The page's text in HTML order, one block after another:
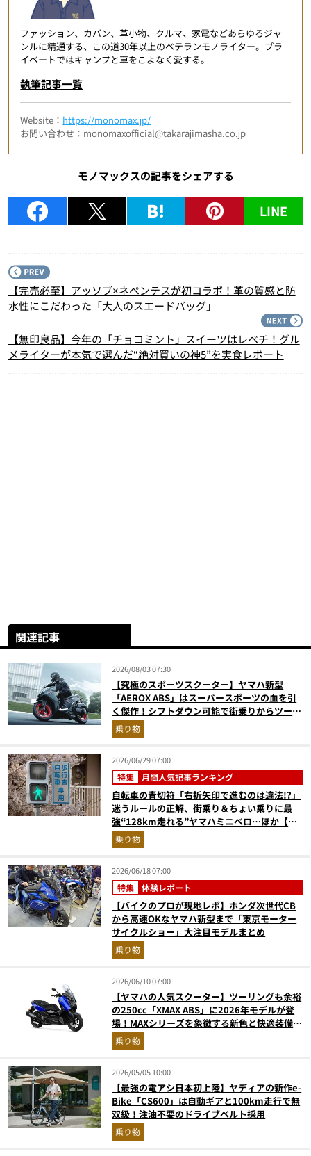
ファッション、カバン、革小物、クルマ、家電などあらゆるジャ
ンルに精通する、この道30年以上のベテランモノライター。プラ
イベートではキャンプと車をこよなく愛する。
執筆記事一覧
Website： https://monomax.jp/
お問い合わせ：monomaxofficial@takarajimasha.co.jp
モノマックスの記事をシェアする
LINE
【完売必至】アッソブ×ネペンテスが初コラボ！革の質感と防
水性にこだわった「大人のスエードバッグ」
【無印良品】今年の「チョコミント」スイーツはレベチ！グル
メライターが本気で選んだ“絶対買いの神5”を実食レポート
関連記事
2026/08/03 07:30
【究極のスポーツスクーター】ヤマハ新型
「AEROX ABS」はスーパースポーツの血を引
く傑作！シフトダウン可能で街乗りからツーリ
ングまで最強
乗り物
2026/06/29 07:00
特集 月間人気記事ランキング
自転車の青切符「右折矢印で進むのは違法!?」
迷うルールの正解、街乗り＆ちょい乗りに最
強“128km走れる”ヤマハミニベロ…ほか【自
転車の人気記事ランキングベスト3】（2026年
5月版）
乗り物
2026/06/18 07:00
特集 体験レポート
【バイクのプロが現地レポ】ホンダ次世代CB
から高速OKなヤマハ新型まで「東京モーター
サイクルショー」大注目モデルまとめ
乗り物
2026/06/10 07:00
【ヤマハの人気スクーター】ツーリングも余裕
の250cc「XMAX ABS」に2026年モデルが登
場！MAXシリーズを象徴する新色と快適装備を
解説
乗り物
2026/05/05 10:00
【最強の電アシ日本初上陸】ヤディアの新作e-
Bike「CS600」は自動ギアと100km走行で無
双級！注油不要のドライブベルト採用
乗り物